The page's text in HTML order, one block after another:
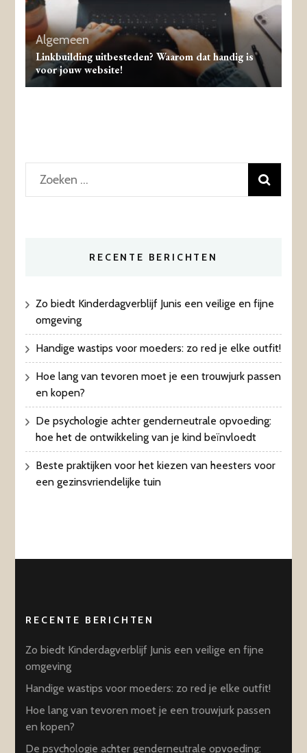
Algemeen
Linkbuilding uitbesteden? Waarom dat handig is
voor jouw website!
Zoeken
naar:
RECENTE BERICHTEN
Zo biedt Kinderdagverblijf Junis een veilige en fijne
omgeving
Handige wastips voor moeders: zo red je elke outfit!
Hoe lang van tevoren moet je een trouwjurk passen
en kopen?
De psychologie achter genderneutrale opvoeding:
hoe het de ontwikkeling van je kind beïnvloedt
Beste praktijken voor het kiezen van heesters voor
een gezinsvriendelijke tuin
RECENTE BERICHTEN
Zo biedt Kinderdagverblijf Junis een veilige en fijne
omgeving
Handige wastips voor moeders: zo red je elke outfit!
Hoe lang van tevoren moet je een trouwjurk passen
en kopen?
De psychologie achter genderneutrale opvoeding: